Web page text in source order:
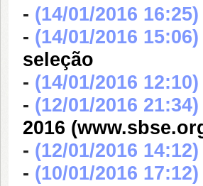
- (14/01/2016 16:25)
- (14/01/2016 15:06)
seleção
- (14/01/2016 12:10)
- (12/01/2016 21:34)
2016
- (12/01/2016 14:12)
- (10/01/2016 17:12)